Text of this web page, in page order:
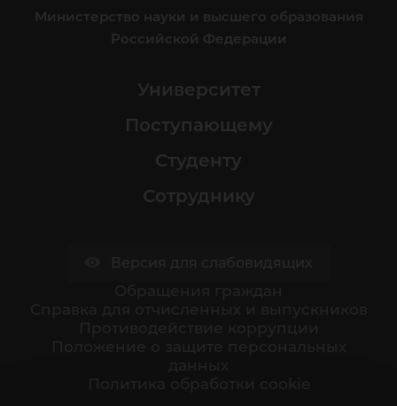
Министерство науки и высшего образования
Российской Федерации
Университет
Поступающему
Студенту
Сотруднику